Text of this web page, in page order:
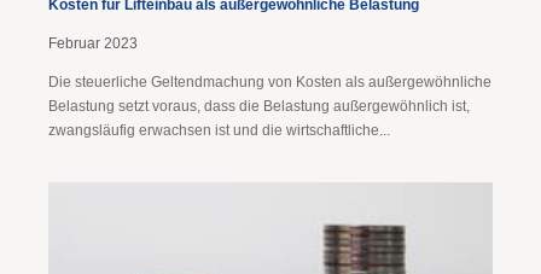
Kosten für Lifteinbau als außergewöhnliche Belastung
Februar 2023
Die steuerliche Geltendmachung von Kosten als außergewöhnliche
Belastung setzt voraus, dass die Belastung außergewöhnlich ist,
zwangsläufig erwachsen ist und die wirtschaftliche...